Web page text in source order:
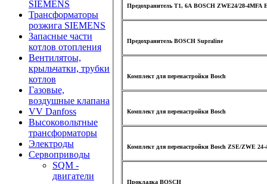
SIEMENS
Трансформаторы
розжига SIEMENS
Запасные части
котлов отопления
Вентилятоы,
крыльчатки, трубки
котлов
Газовые,
воздушные клапана
VV Danfoss
Высоковольтные
трансформаторы
Электроды
Сервоприводы
SQM -
двигатели
Предохранитель Т1, 6А BOSCH ZWE24/28-4MFA
Предохранитель BOSCH Supraline
Комплект для перенастройки Bosch
Комплект для перенастройки Bosch
Комплект для перенастройки Bosch ZSE/ZWE 24-
Прокладка BOSCH